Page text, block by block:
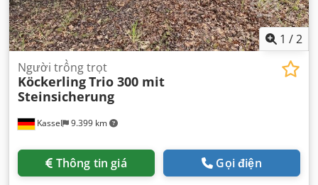
1 /2
Kassel 9.399 km
Người trồng trọt
KöckerlingTrio 300 mit
Steinsicherung
Thông tin giá Gọi điện